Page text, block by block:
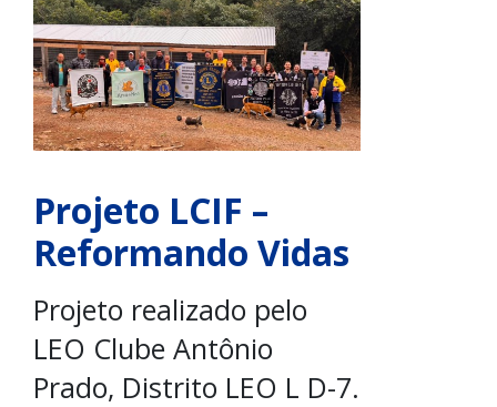
Projeto LCIF –
Reformando Vidas
Projeto realizado pelo
LEO Clube Antônio
Prado, Distrito LEO L D-7.